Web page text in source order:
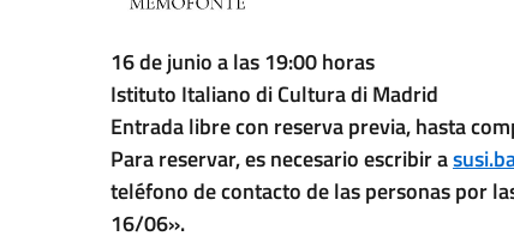
16 de junio a las 19:00 horas
Istituto Italiano di Cultura di Madrid
Entrada libre con reserva previa, hasta
Para reservar, es necesario escribir a
teléfono de contacto de las personas por
16/06».